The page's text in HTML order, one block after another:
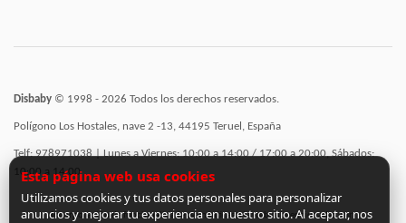
Disbaby © 1998 - 2026 Todos los derechos reservados.
Polígono Los Hostales, nave 2 -13, 44195 Teruel, España
Telf: 978971038 | Lunes a Viernes: 10:00 a 14:00 / 17:00 a 20:00, Sábados:
10:00 a 14:00
Incorporación de funcionalidades semánticas a la web subvencionadas por:
Esta página web usa cookies
Utilizamos cookies y tus datos personales para personalizar
anuncios y mejorar tu experiencia en nuestro sitio. Al aceptar, nos